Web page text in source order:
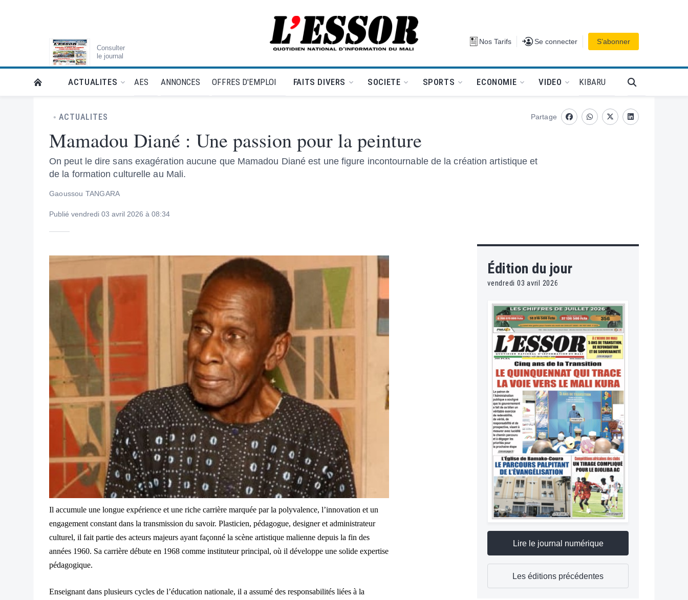
Consulter
le journal
L'Essor - retour à la une Nos Tarifs Se connecter
Se connecter S’abonner
RETOUR À LA PAGE D’ACCUEIL DE L'ESSOR
ACTUALITES AES ANNONCES OFFRES D'EMPLOI FAITS DIVERS SOCIETE SPORTS ECONOMIE VIDEO KIBARU
ACTUALITES
Mamadou Diané : Une passion pour la peinture
On peut le dire sans exagération aucune que Mamadou Diané est une figure incontournable de la création artistique et
de la formation culturelle au Mali.
Gaoussou TANGARA
Publié vendredi 03 avril 2026 à 08:34
Partage
FacebookwhatsappTwitterLinkedin
Il accumule une longue expérience et une riche carrière marquée par la polyvalence, l’innovation et un
engagement constant dans la transmission du savoir. Plasticien, pédagogue, designer et administrateur
culturel, il fait partie des acteurs majeurs ayant façonné la scène artistique malienne depuis la fin des
années 1960. Sa carrière débute en 1968 comme instituteur principal, où il développe une solide expertise
pédagogique.
Enseignant dans plusieurs cycles de l’éducation nationale, il a assumé des responsabilités liées à la
Édition du jour
vendredi 03 avril 2026
Lire le journal numérique
Les éditions précédentes